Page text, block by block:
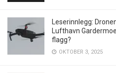
Leserinnlegg:
Lufthavn
flagg?
OKTOBER 3, 2025